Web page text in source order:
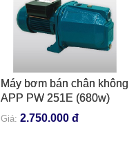
THÊM VÀO GIỎ HÀNG
Máy bơm bán chân không
APP PW 251E (680w)
Giá: 2.750.000 đ